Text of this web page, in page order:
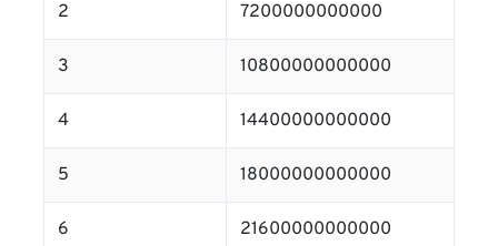
2 7200000000000
3 10800000000000
4 14400000000000
5 18000000000000
6 21600000000000